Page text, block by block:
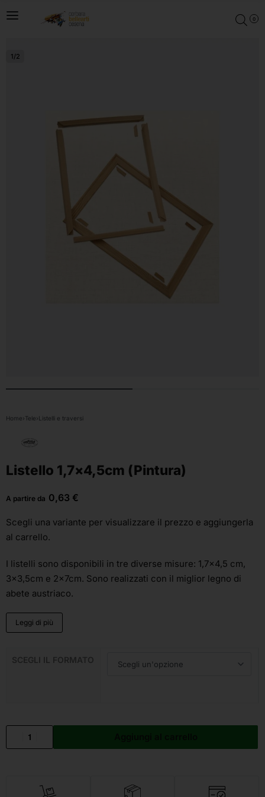
0
1/2
Home› Tele›Listelli e traversi
Listello 1,7×4,5cm (Pintura)
A partire da 0,63 €
Scegli una variante per visualizzare il prezzo e aggiungerla
al carrello.
I listelli sono disponibili in tre diverse misure: 1,7×4,5 cm,
3×3,5cm e 2x7cm. Sono realizzati con il miglior legno di
abete austriaco.
Leggi di più
SCEGLI IL FORMATO